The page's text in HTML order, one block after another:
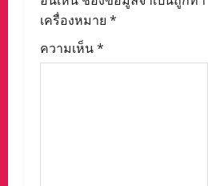
t
i
เครื่องหมาย *
ความเห็น*